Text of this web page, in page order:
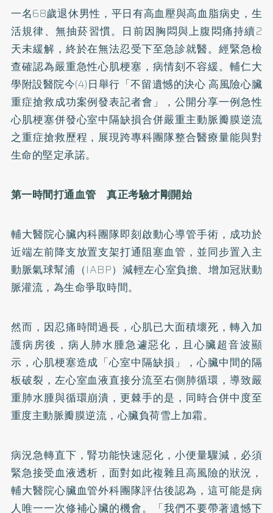
一名68歲退休男性，平日有高血壓與高血脂病史，生
活規律、無抽菸習慣。日前因胸悶與上腹悶痛持續2
天未緩解，終於在無法忍受下至急診就醫。經緊急檢
查確認為嚴重急性心肌梗塞，病情刻不容緩。輔仁大
學附設醫院今(4)日舉行「不留遺憾的決心 高風險心臟
重症搶救成功案例發表記者會」，公開分享一例急性
心肌梗塞併發心室中隔缺損合併嚴重主動脈瓣膜逆流
之重症搶救歷程，展現跨專科團隊整合醫療量能與對
生命的堅定承諾。
第一時間打通血管 真正考驗才剛開始
輔大醫院心臟內科團隊即刻啟動心導管手術，成功於
近端左前降支放置支架打通阻塞血管，並同步置入主
動脈氣球幫浦（IABP）減輕左心室負擔、增加冠狀動
脈灌流，為生命爭取時間。
然而，因忍痛時間過長，心肌已大面積壞死，轉入加
護病房後，病人肺水腫急遽惡化，且心臟超音波顯
示，心肌梗塞造成「心室中隔缺損」，心臟中間的隔
板破裂，左心室血液直接分流至右側肺循環，導致嚴
重肺水腫與循環崩潰，更棘手的是，同時合併中度至
重度主動脈瓣膜逆流，心臟負荷雪上加霜。
病況急轉直下，腎功能快速惡化，小便量驟減，必須
緊急接受血液透析，面對如此複雜且高風險的狀況，
輔大醫院心臟血管外科團隊評估後認為，這可能是病
人唯一一次修補心臟的機會。「我們不要帶著遺憾下